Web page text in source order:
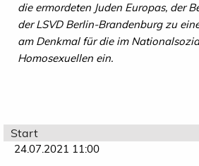
die ermordeten Juden Europas, der
der LSVD Berlin-Brandenburg zu
am Denkmal für die im
Homosexuellen ein.
Start
24.07.2021 11:00